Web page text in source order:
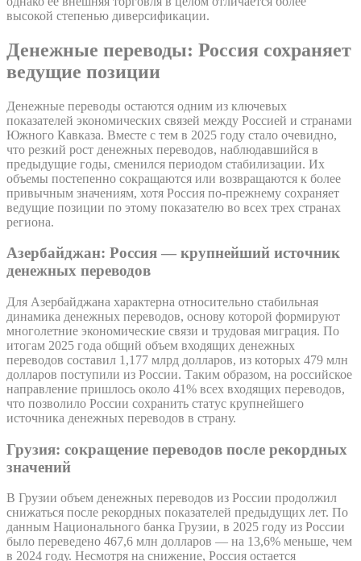
высокой степенью диверсификации.
Денежные переводы: Россия сохраняет
ведущие позиции
Денежные переводы остаются одним из ключевых
показателей экономических связей между Россией и странами
Южного Кавказа. Вместе с тем в 2025 году стало очевидно,
что резкий рост денежных переводов, наблюдавшийся в
предыдущие годы, сменился периодом стабилизации. Их
объемы постепенно сокращаются или возвращаются к более
привычным значениям, хотя Россия по-прежнему сохраняет
ведущие позиции по этому показателю во всех трех странах
региона.
Азербайджан: Россия — крупнейший источник
денежных переводов
Для Азербайджана характерна относительно стабильная
динамика денежных переводов, основу которой формируют
многолетние экономические связи и трудовая миграция. По
итогам 2025 года общий объем входящих денежных
переводов составил 1,177 млрд долларов, из которых 479 млн
долларов поступили из России. Таким образом, на российское
направление пришлось около 41% всех входящих переводов,
что позволило России сохранить статус крупнейшего
источника денежных переводов в страну.
Грузия: сокращение переводов после рекордных
значений
В Грузии объем денежных переводов из России продолжил
снижаться после рекордных показателей предыдущих лет. По
данным Национального банка Грузии, в 2025 году из России
было переведено 467,6 млн долларов — на 13,6% меньше, чем
в 2024 году. Несмотря на снижение, Россия остается